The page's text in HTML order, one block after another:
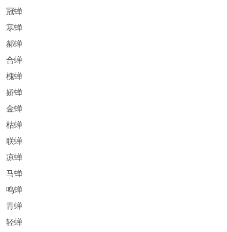
冠蝉
寒蝉
郝蝉
合蝉
槐蝉
娇蝉
金蝉
枯蝉
联蝉
凉蝉
马蝉
鸣蝉
青蝉
轻蝉